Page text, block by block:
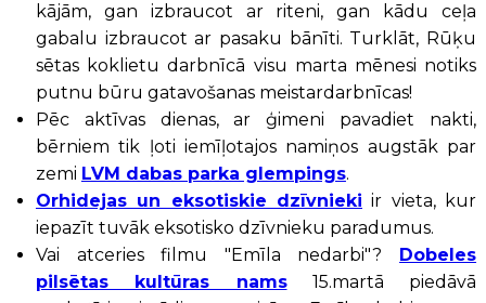
kājām, gan izbraucot ar riteni, gan kādu ceļa
gabalu izbraucot ar pasaku bānīti. Turklāt, Rūķu
sētas koklietu darbnīcā visu marta mēnesi notiks
putnu būru gatavošanas meistardarbnīcas!
Pēc aktīvas dienas, ar ģimeni pavadiet nakti,
bērniem tik ļoti iemīļotajos namiņos augstāk par
zemi LVM dabas parka glempings.
Orhidejas un eksotiskie dzīvnieki ir vieta, kur
iepazīt tuvāk eksotisko dzīvnieku paradumus.
Vai atceries filmu "Emīla nedarbi"?
Dobeles
pilsētas kultūras nams15.martā piedāvā